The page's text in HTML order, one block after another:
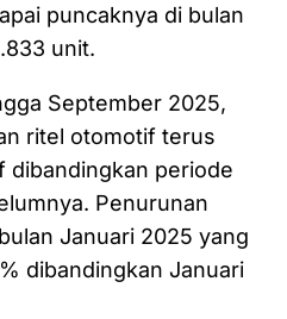
puncaknya di bulan
unit.
September 2025,
ritel otomotif terus
dibandingkan periode
Penurunan
Januari 2025 yang
dibandingkan Januari